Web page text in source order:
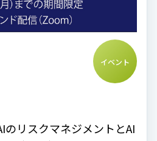
イベント
のリスクマネジメントとAI